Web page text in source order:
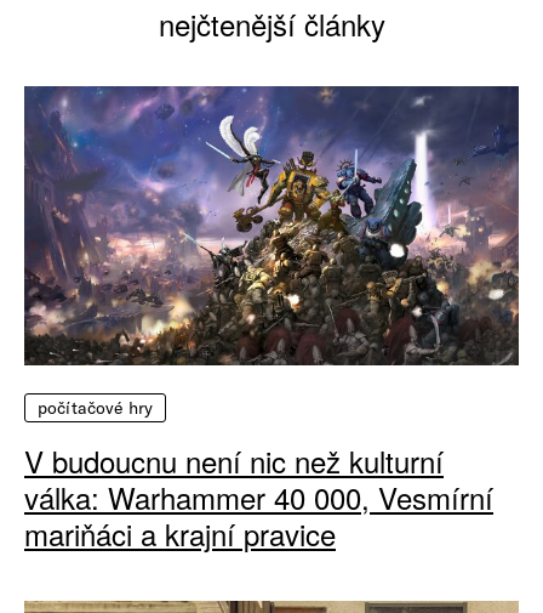
nejčtenější články
počítačové hry
V budoucnu není nic než kulturní
válka: Warhammer 40 000, Vesmírní
mariňáci a krajní pravice